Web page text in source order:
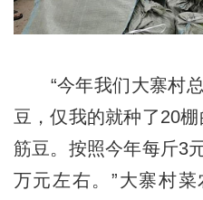
“今年我们大寨村总
豆，仅我的就种了20
筋豆。按照今年每斤3
万元左右。”大寨村